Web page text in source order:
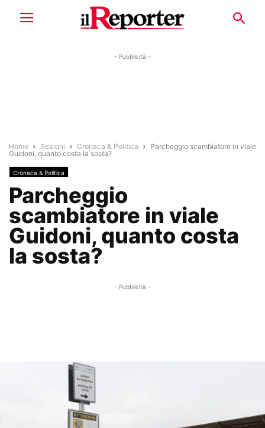
- Pubblicità -
Home Sezioni Cronaca & Politica
Parcheggio scambiatore in viale
Guidoni, quanto costa la sosta?
Cronaca & Politica
Parcheggio
scambiatore in viale
Guidoni, quanto costa
la sosta?
- Pubblicità -